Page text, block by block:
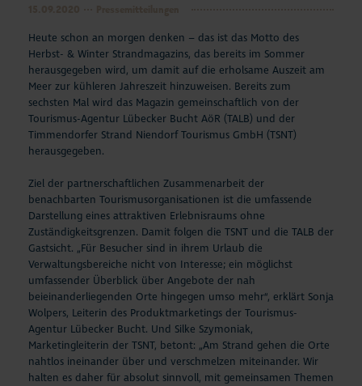
Heute schon an morgen denken – das ist das Motto des
Herbst- & Winter Strandmagazins, das bereits im Sommer
herausgegeben wird, um damit auf die erholsame Auszeit am
Meer zur kühleren Jahreszeit hinzuweisen. Bereits zum
sechsten Mal wird das Magazin gemeinschaftlich von der
Tourismus-Agentur Lübecker Bucht AöR (TALB) und der
Timmendorfer Strand Niendorf Tourismus GmbH (TSNT)
herausgegeben.
Ziel der partnerschaftlichen Zusammenarbeit der
benachbarten Tourismusorganisationen ist die umfassende
Darstellung eines attraktiven Erlebnisraums ohne
Zuständigkeitsgrenzen. Damit folgen die TSNT und die TALB der
Gastsicht. „Für Besucher sind in ihrem Urlaub die
Verwaltungsbereiche nicht von Interesse; ein möglichst
umfassender Überblick über Angebote der nah
beieinanderliegenden Orte hingegen umso mehr“, erklärt Sonja
Wolpers, Leiterin des Produktmarketings der Tourismus-
Agentur Lübecker Bucht. Und Silke Szymoniak,
Marketingleiterin der TSNT, betont: „Am Strand gehen die Orte
nahtlos ineinander über und verschmelzen miteinander. Wir
halten es daher für absolut sinnvoll, mit gemeinsamen Themen